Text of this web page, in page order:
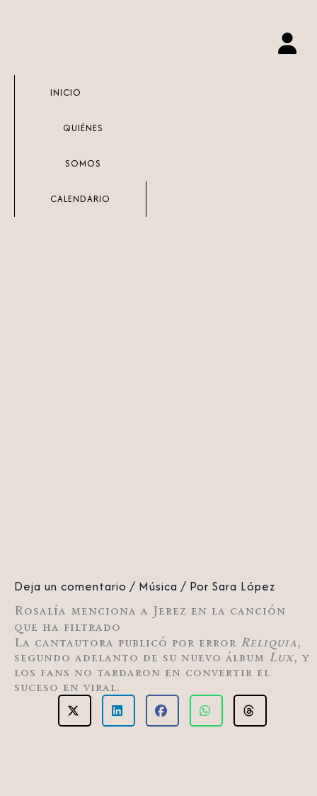
INICIO
QUIÉNES
SOMOS
CALENDARIO
Deja un comentario / Música / Por Sara López
Rosalía menciona a Jerez en la canción
que ha filtrado
La cantautora publicó por error Reliquia,
segundo adelanto de su nuevo álbum Lux, y
los fans no tardaron en convertir el
suceso en viral.